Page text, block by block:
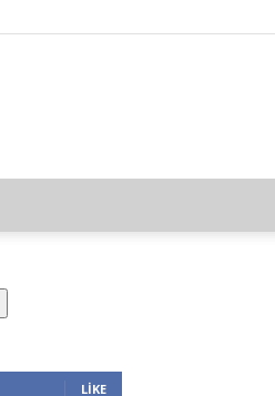
LIKE